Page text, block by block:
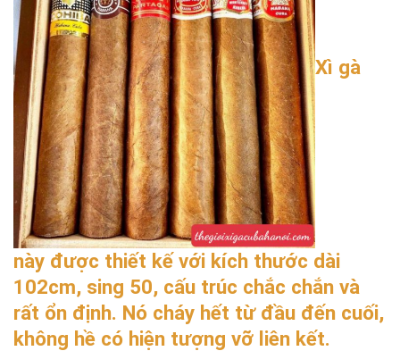
Xì gà
này được thiết kế với kích thước dài
102cm, sing 50, cấu trúc chắc chắn và
rất ổn định. Nó cháy hết từ đầu đến cuối,
không hề có hiện tượng vỡ liên kết.